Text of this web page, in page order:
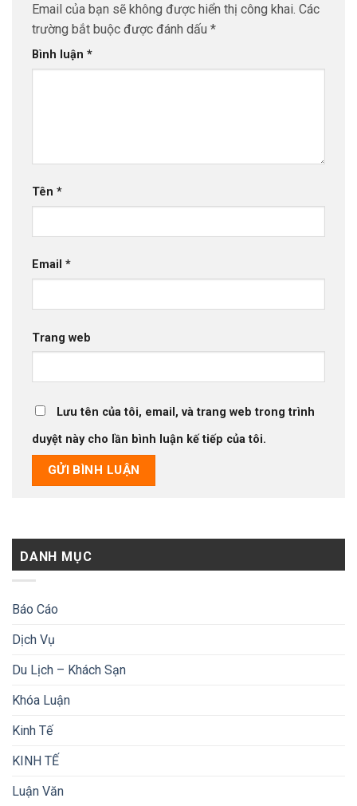
Email của bạn sẽ không được hiển thị công khai. Các
trường bắt buộc được đánh dấu *
Bình luận *
Tên *
Email *
Trang web
Lưu tên của tôi, email, và trang web trong trình
duyệt này cho lần bình luận kế tiếp của tôi.
DANH MỤC
Báo Cáo
Dịch Vụ
Du Lịch – Khách Sạn
Khóa Luận
Kinh Tế
KINH TẾ
Luận Văn